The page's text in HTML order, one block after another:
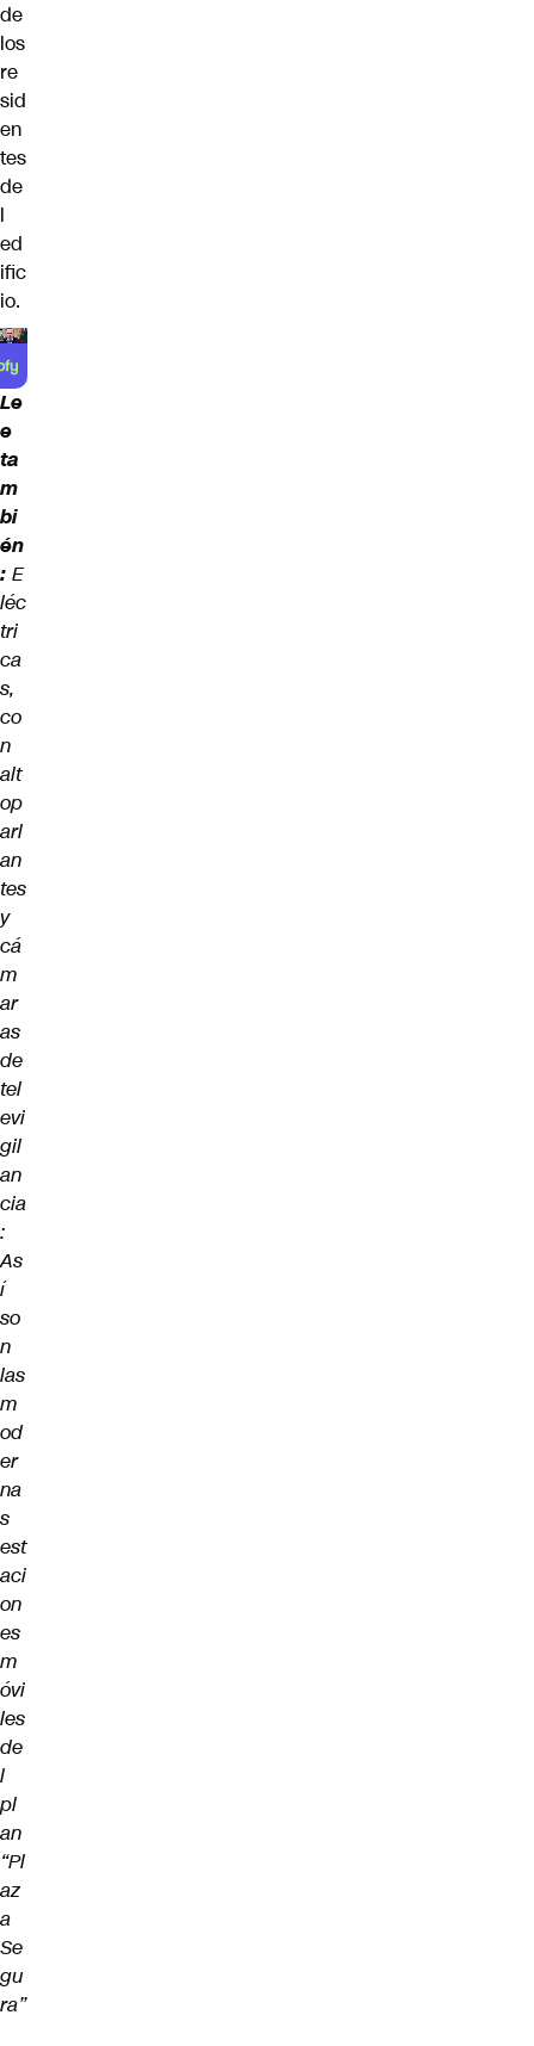
de
los
re
sid
en
tes
de
l
ed
ific
io.
Le
e
ta
m
bi
én
: E
léc
tri
ca
s,
co
n
alt
op
arl
an
tes
y
cá
m
ar
as
de
tel
evi
gil
an
cia
:
As
í
so
n
las
m
od
er
na
s
est
aci
on
es
m
óvi
les
de
l
pl
an
“Pl
az
a
Se
gu
ra”